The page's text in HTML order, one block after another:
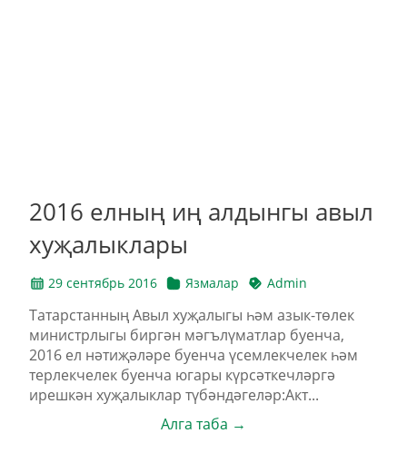
2016 елның иң алдынгы авыл
хуҗалыклары
29 сентябрь 2016 Язмалар Admin
Татарстанның Авыл хуҗалыгы һәм азык-төлек
министрлыгы биргән мәгълүматлар буенча,
2016 ел нәтиҗәләре буенча үсемлекчелек һәм
терлекчелек буенча югары күрсәткечләргә
ирешкән хуҗалыклар түбәндәгеләр:Акт...
Алга таба →